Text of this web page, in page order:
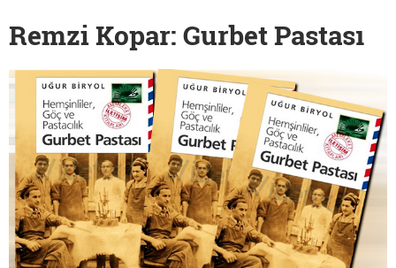
Remzi Kopar: Gurbet Pastası